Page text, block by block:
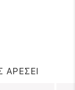
ΑΡΕΣΕΙ